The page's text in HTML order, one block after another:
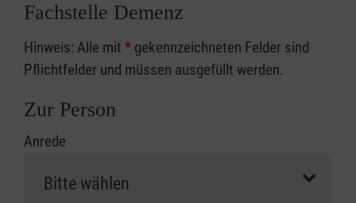
Fachstelle Demenz
Hinweis: Alle mit * gekennzeichneten Felder sind
Pflichtfelder und müssen ausgefüllt werden.
Zur Person
Anrede